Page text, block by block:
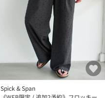
Spick & Span